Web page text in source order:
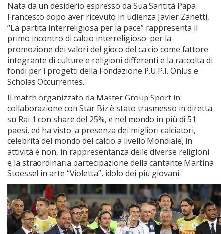
Nata da un desiderio espresso da Sua Santità Papa
Francesco dopo aver ricevuto in udienza Javier Zanetti,
“La partita interreligiosa per la pace” rappresenta il
primo incontro di calcio interreligioso, per la
promozione dei valori del gioco del calcio come fattore
integrante di culture e religioni differenti e la raccolta di
fondi per i progetti della Fondazione P.U.P.I. Onlus e
Scholas Occurrentes.
Il match organizzato da Master Group Sport in
collaborazione con Star Biz è stato trasmesso in diretta
su Rai 1 con share del 25%, e nel mondo in più di 51
paesi, ed ha visto la presenza dei migliori calciatori,
celebrità del mondo del calcio a livello Mondiale, in
attività e non, in rappresentanza delle diverse religioni
e la straordinaria partecipazione della cantante Martina
Stoessel in arte “Violetta”, idolo dei più giovani.